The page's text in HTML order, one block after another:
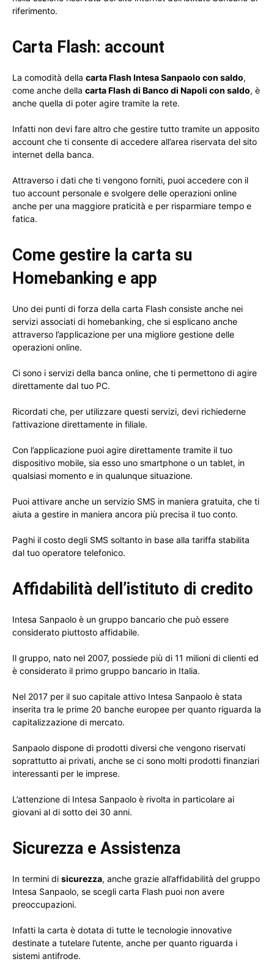
riferimento.
Carta Flash: account
La comodità della carta Flash Intesa Sanpaolo con saldo,
come anche della carta Flash di Banco di Napoli con saldo, è
anche quella di poter agire tramite la rete.
Infatti non devi fare altro che gestire tutto tramite un apposito
account che ti consente di accedere all’area riservata del sito
internet della banca.
Attraverso i dati che ti vengono forniti, puoi accedere con il
tuo account personale e svolgere delle operazioni online
anche per una maggiore praticità e per risparmiare tempo e
fatica.
Come gestire la carta su
Homebanking e app
Uno dei punti di forza della carta Flash consiste anche nei
servizi associati di homebanking, che si esplicano anche
attraverso l’applicazione per una migliore gestione delle
operazioni online.
Ci sono i servizi della banca online, che ti permettono di agire
direttamente dal tuo PC.
Ricordati che, per utilizzare questi servizi, devi richiederne
l’attivazione direttamente in filiale.
Con l’applicazione puoi agire direttamente tramite il tuo
dispositivo mobile, sia esso uno smartphone o un tablet, in
qualsiasi momento e in qualunque situazione.
Puoi attivare anche un servizio SMS in maniera gratuita, che ti
aiuta a gestire in maniera ancora più precisa il tuo conto.
Paghi il costo degli SMS soltanto in base alla tariffa stabilita
dal tuo operatore telefonico.
Affidabilità dell’istituto di credito
Intesa Sanpaolo è un gruppo bancario che può essere
considerato piuttosto affidabile.
Il gruppo, nato nel 2007, possiede più di 11 milioni di clienti ed
è considerato il primo gruppo bancario in Italia.
Nel 2017 per il suo capitale attivo Intesa Sanpaolo è stata
inserita tra le prime 20 banche europee per quanto riguarda la
capitalizzazione di mercato.
Sanpaolo dispone di prodotti diversi che vengono riservati
soprattutto ai privati, anche se ci sono molti prodotti finanziari
interessanti per le imprese.
L’attenzione di Intesa Sanpaolo è rivolta in particolare ai
giovani al di sotto dei 30 anni.
Sicurezza e Assistenza
In termini di sicurezza, anche grazie all’affidabilità del gruppo
Intesa Sanpaolo, se scegli carta Flash puoi non avere
preoccupazioni.
Infatti la carta è dotata di tutte le tecnologie innovative
destinate a tutelare l’utente, anche per quanto riguarda i
sistemi antifrode.